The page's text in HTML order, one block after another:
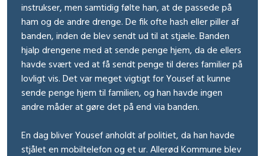
instrukser, men samtidig følte han, at de passede på
ham og de andre drenge. De fik ofte hash eller piller af
banden, inden de blev sendt ud til at stjæle. Banden
hjalp drengene med at sende penge hjem, da de ellers
havde svært ved at få sendt penge til deres familier på
lovligt vis. Det var meget vigtigt for Yousef at kunne
sende penge hjem til familien, og han havde ingen
andre måder at gøre det på end via banden.
En dag bliver Yousef anholdt af politiet, da han havde
stjålet en mobiltelefon og et ur. Allerød Kommune blev